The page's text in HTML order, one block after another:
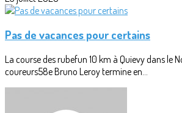
Pas de vacances pour certains
La course des rubefun 10 km à Quievy dans le
coureurs58e Bruno Leroy termine en...